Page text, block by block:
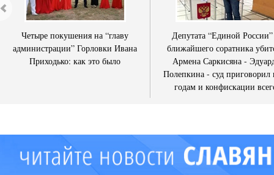
Четыре покушения на “главу
администрации” Горловки Ивана
Приходько: как это было
Депутата “Единой
ближайшего соратника
Армена Саркисяна -
Полепкина - суд приговорил
годам и конфискации